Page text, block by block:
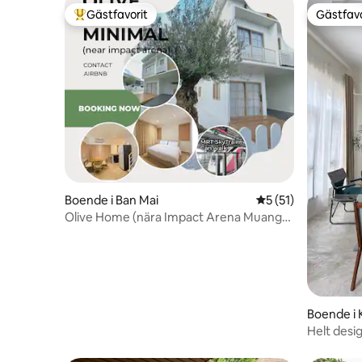
Populär gästfavorit
Gästfavorit
Boende i Ban Mai 5 av 5 i
5 (51)
Olive Home (nära Impact Arena Muang
Boende i
Helt